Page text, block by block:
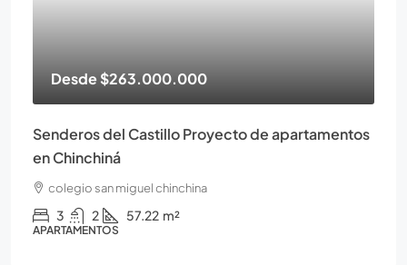
Desde$263.000.000
Senderos del Castillo Proyecto de apartamentos
en Chinchiná
colegio san miguel chinchina
3 2 57.22 m²
APARTAMENTOS